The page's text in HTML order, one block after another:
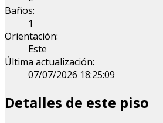
Baños:
1
Orientación:
Este
Última actualización:
07/07/2026 18:25:09
Detalles de este piso